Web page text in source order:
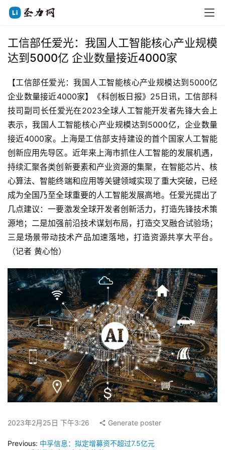
工信部任爱光：我国人工智能核心产业规模
达到5000亿 企业数量接近4000家
【工信部任爱光：我国人工智能核心产业规模达到5000亿
企业数量接近4000家】《科创板日报》25日讯，工信部科
技司副司长任爱光在2023全球人工智能开发者先锋大会上
表示，我国人工智能核心产业规模达到5000亿，企业数量
接近4000家。上海是工信部支持建设的首个国家人工智能
创新应用先导区。近年来上海市抓住人工智能的发展机遇，
持续汇聚各类创新要素和产业资源的集聚，在智能芯片、核
心算法、智能终端和应用等关键领域实现了重大突破，已经
成为全国乃至全球重要的人工智能发展高地。任爱光提出了
几点建议：一要激发全球开发者创新活力，打造先锋技术策
源地；二是加强前沿技术谋划布局，打造交叉融合试验场；
三是场景带动技术产品加速落地，打造资源共享大平台。
（记者 黄心怡）
2023年2月25日 下午3:26 Generate poster
Previous: 中孚信息：拟定增募资不超过7.5亿元